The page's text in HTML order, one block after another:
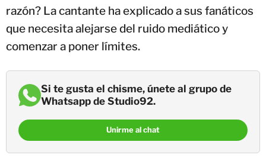
razón? La cantante ha explicado a sus fanáticos
que necesita alejarse del ruido mediático y
comenzar a poner límites.
Si te gusta el chisme, únete al grupo de
Whatsapp de Studio92.
Unirme al chat